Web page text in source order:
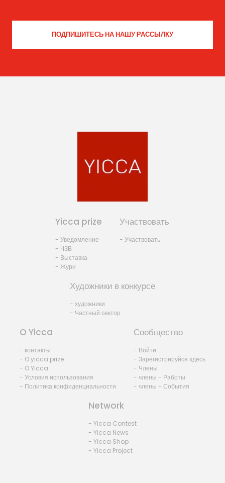
Yicca prize
- Уведомление
- ЧЗВ
- Выставка
- Жури
Участвовать
- Участвовать
Художники в конкурсе
- художники
- Частный сектор
O Yicca
- контакты
- O yicca prize
- O Yicca
- Условия использования
- Политика конфиденциальности
Сообщество
- Войти
- Зарегистрируйся здесь
- Члены
- члены - Работы
- члены - События
Network
- Yicca Contest
- Yicca News
- Yicca Shop
- Yicca Project